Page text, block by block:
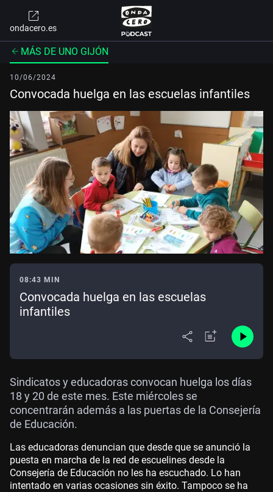
ondacero.es
MÁS DE UNO GIJÓN
10/06/2024
Convocada huelga en las escuelas infantiles
08:43 MIN
Convocada huelga en las escuelas
infantiles
Sindicatos y educadoras convocan huelga los días
18 y 20 de este mes. Este miércoles se
concentrarán además a las puertas de la Consejería
de Educación.
Las educadoras denuncian que desde que se anunció la
puesta en marcha de la red de escuelines desde la
Consejería de Educación no les ha escuchado. Lo han
intentado en varias ocasiones sin éxito. Tampoco se ha